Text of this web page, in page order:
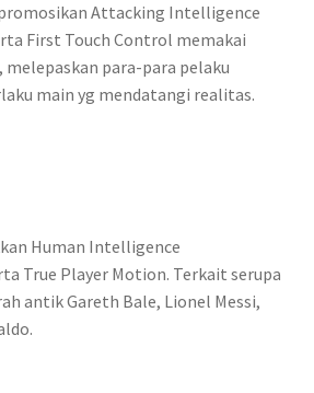
Attacking Intelligence
First Touch Control memakai
para-para pelaku
main yg mendatangi realitas.
Human Intelligence
True Player Motion. Terkait serupa
antik Gareth Bale, Lionel Messi,